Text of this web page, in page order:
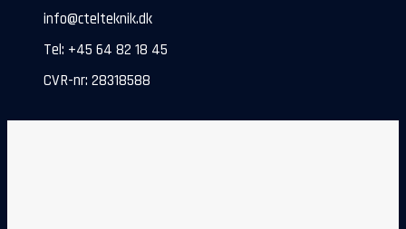
info@ctelteknik.dk
Tel: +45 64 82 18 45
CVR-nr: 28318588